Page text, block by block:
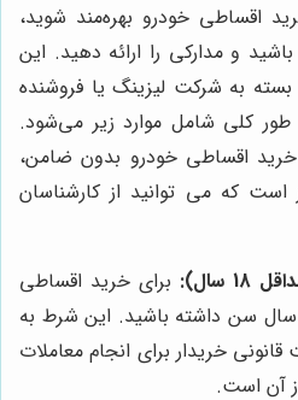
اقساطی خودرو بهره‌مند شوید،
و مدارکی را ارائه دهید. این
به شرکت لیزینگ یا فروشنده
طور کلی شامل موارد زیر می‌شود.
اقساطی خودرو بدون ضامن،
که می توانید از کارشناسان
برای خرید اقساطی
خودرو، باید حداقل 18 سال سن داشته باشید. این شرط به
قانونی خریدار برای انجام معاملات
آن است.